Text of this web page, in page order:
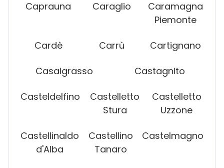
Caprauna Caraglio
Caramagna
Piemonte
Cardè Carrù Cartignano
Casalgrasso Castagnito
Casteldelfino
Castelletto
Stura
Castelletto
Uzzone
Castellinaldo
d'Alba
Castellino
Tanaro
Castelmagno